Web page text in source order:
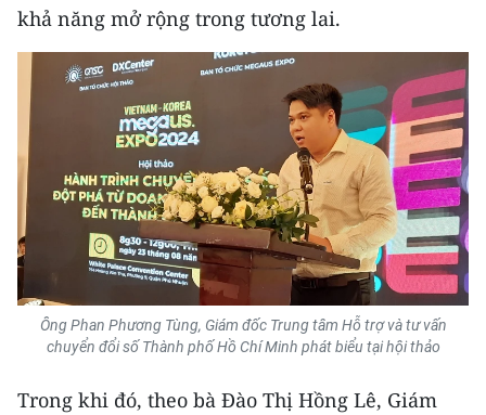
CÁC CHUYÊN TRANG
VỀ BÁO NHÂN DÂN
THỜI NAY
NHÂN DÂN CUỐI TUẦN
NHÂN DÂN HẰNG THÁNG
MUA BÁO
ĐỌC BÁO IN
khả năng mở rộng trong tương lai.
Ông Phan Phương Tùng, Giám đốc Trung tâm Hỗ trợ và tư vấn
chuyển đổi số Thành phố Hồ Chí Minh phát biểu tại hội thảo
Trong khi đó, theo bà Đào Thị Hồng Lê, Giám